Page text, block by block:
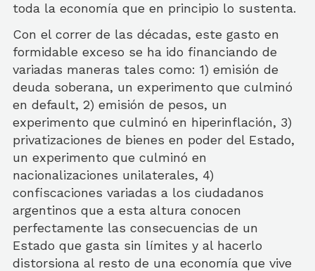
toda la economía que en principio lo sustenta.
Con el correr de las décadas, este gasto en
formidable exceso se ha ido financiando de
variadas maneras tales como: 1) emisión de
deuda soberana, un experimento que culminó
en default, 2) emisión de pesos, un
experimento que culminó en hiperinflación, 3)
privatizaciones de bienes en poder del Estado,
un experimento que culminó en
nacionalizaciones unilaterales, 4)
confiscaciones variadas a los ciudadanos
argentinos que a esta altura conocen
perfectamente las consecuencias de un
Estado que gasta sin límites y al hacerlo
distorsiona al resto de una economía que vive